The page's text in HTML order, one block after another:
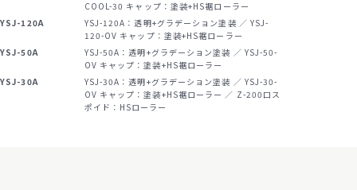
サンプル請求候補リスト
COOL-30 キャップ：塗装+HS裾ローラー
YSJ-120A
YSJ-120A：透明+グラデーション塗装 ／ YSJ-
120-OV キャップ：塗装+HS裾ローラー
YSJ-50A
YSJ-50A：透明+グラデーション塗装 ／ YSJ-50-
OV キャップ：塗装+HS裾ローラー
YSJ-30A
YSJ-30A：透明+グラデーション塗装 ／ YSJ-30-
OV キャップ：塗装+HS裾ローラー ／ Z-200口ス
ポイド：HSローラー